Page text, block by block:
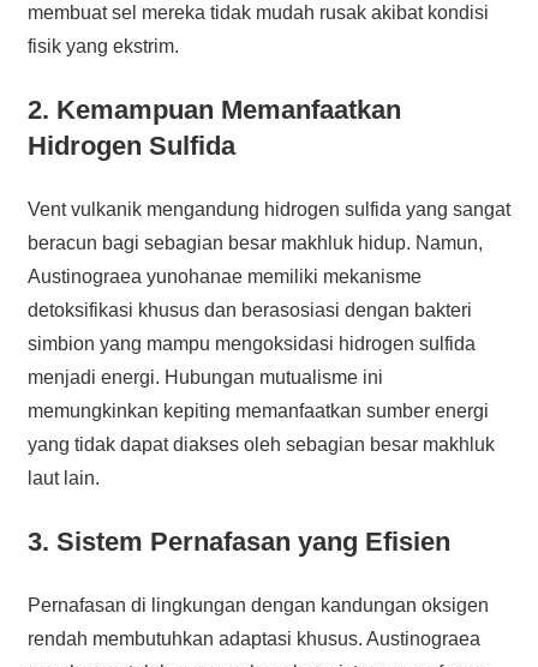
membuat sel mereka tidak mudah rusak akibat kondisi
fisik yang ekstrim.
2. Kemampuan Memanfaatkan
Hidrogen Sulfida
Vent vulkanik mengandung hidrogen sulfida yang sangat
beracun bagi sebagian besar makhluk hidup. Namun,
Austinograea yunohanae memiliki mekanisme
detoksifikasi khusus dan berasosiasi dengan bakteri
simbion yang mampu mengoksidasi hidrogen sulfida
menjadi energi. Hubungan mutualisme ini
memungkinkan kepiting memanfaatkan sumber energi
yang tidak dapat diakses oleh sebagian besar makhluk
laut lain.
3. Sistem Pernafasan yang Efisien
Pernafasan di lingkungan dengan kandungan oksigen
rendah membutuhkan adaptasi khusus. Austinograea